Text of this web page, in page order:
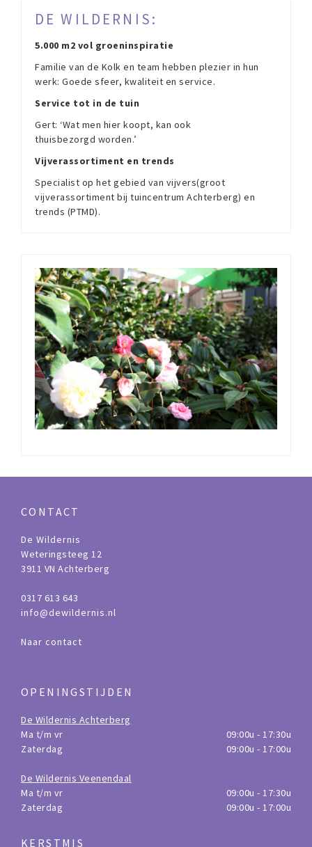
DE WILDERNIS:
5.000 m2 vol groeninspiratie
Familie van de Kolk en team hebben plezier in hun
werk: Goede sfeer, kwaliteit en service.
Service tot in de tuin
Gert: ‘Wat men hier koopt, kan ook
thuisbezorgd worden.’
Vijverassortiment en trends
Specialist op het gebied van vijvers(groot
vijverassortiment bij tuincentrum Achterberg) en
trends (PTMD).
CONTACT
De Wildernis
Weteringsteeg 12
3911 VN Achterberg
0317 613 643
info@dewildernis.nl
Naar contact
OPENINGSTIJDEN
De Wildernis Achterberg
Ma t/m vr
09:00u - 17:30u
Zaterdag
09:00u - 17:00u
De Wildernis Veenendaal
Ma t/m vr
09:00u - 17:30u
Zaterdag
09:00u - 17:00u
KERSTMIS